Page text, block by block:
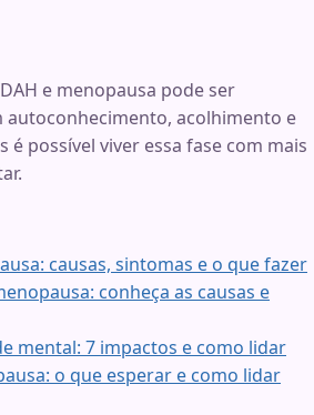
e menopausa pode ser
autoconhecimento, acolhimento e
é possível viver essa fase com mais
causas, sintomas e o que fazer
conheça as causas e
mental: 7 impactos e como lidar
o que esperar e como lidar